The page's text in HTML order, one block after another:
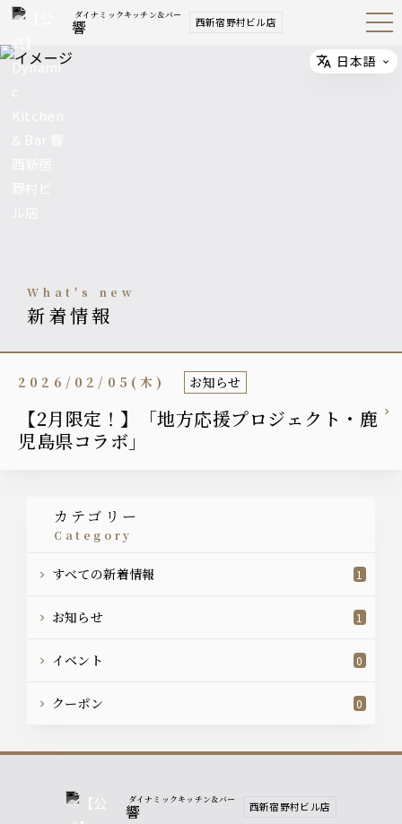
ダイナミックキッチン＆バー
響 西新宿野村ビル店 Open
Navig
what's new
新着情報
【2月限定！】「地方応援プロジェクト・鹿
児島県コラボ」
2026/02/05(木) お知らせ
カテゴリー
category
すべての新着情報 1
お知らせ 1
イベント 0
クーポン 0
Select
日本語
ダイナミックキッチン＆バー
響 西新宿野村ビル店